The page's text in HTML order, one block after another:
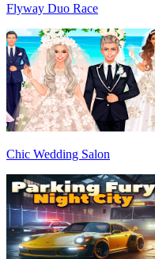
Flyway Duo Race
Chic Wedding Salon